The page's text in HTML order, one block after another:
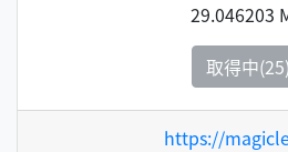
29.046203
取得中(25)
https://